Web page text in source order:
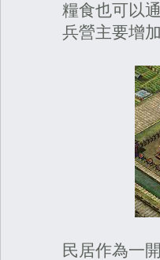
糧食也可以通
兵營主要增加
民居作為一開